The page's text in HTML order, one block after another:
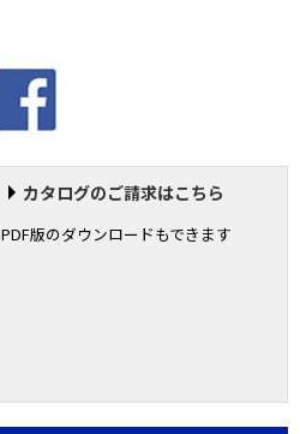
カタログのご請求はこちら
PDF版のダウンロードもできます